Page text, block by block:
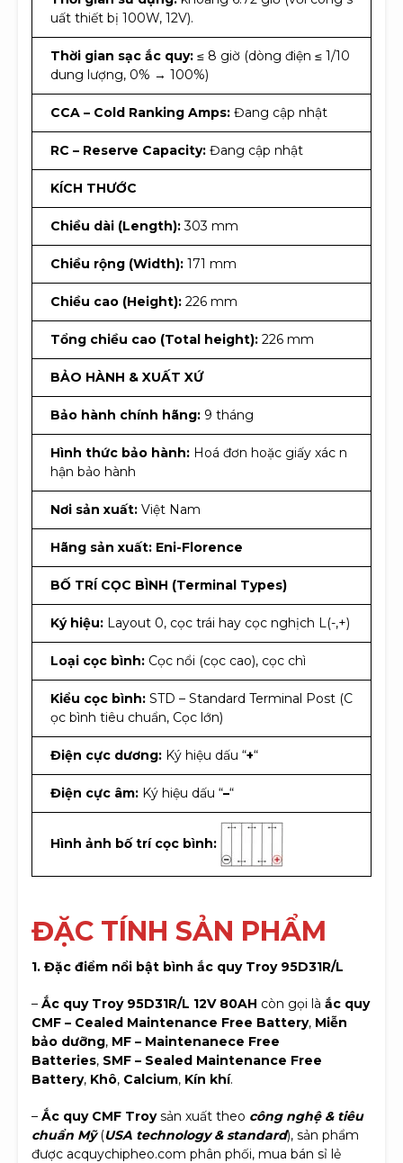
uất thiết bị 100W, 12V).
Thời gian sạc ắc quy: ≤ 8 giờ (dòng điện ≤ 1/10
dung lượng, 0% → 100%)
CCA – Cold Ranking Amps: Đang cập nhật
RC – Reserve Capacity: Đang cập nhật
KÍCH THƯỚC
Chiều dài (Length):303 mm
Chiều rộng (Width): 171 mm
Chiều cao (Height): 226 mm
Tổng chiều cao (Total height): 226 mm
BẢO HÀNH & XUẤT XỨ
Bảo hành chính hãng: 9 tháng
Hình thức bảo hành: Hoá đơn hoặc giấy xác n
hận bảo hành
Nơi sản xuất: Việt Nam
Hãng sản xuất: Eni-Florence
BỐ TRÍ CỌC BÌNH (Terminal Types)
Ký hiệu: Layout 0, cọc trái hay cọc nghịch L(-,+)
Loại cọc bình: Cọc nổi (cọc cao), cọc chì
Kiểu cọc bình: STD – Standard Terminal Post (C
ọc bình tiêu chuẩn, Cọc lớn)
Điện cực dương: Ký hiệu dấu “+“
Điện cực âm: Ký hiệu dấu “–“
Hình ảnh bố trí cọc bình:
ĐẶC TÍNH SẢN PHẨM
1. Đặc điểm nổi bật bình ắc quy Troy 95D31R/L
– Ắc quy Troy 95D31R/L 12V 80AH còn gọi là ắc quy
CMF – Cealed Maintenance Free Battery, Miễn
bảo dưỡng, MF – Maintenanece Free
Batteries, SMF – Sealed Maintenance Free
Battery, Khô, Calcium, Kín khí.
– Ắc quy CMF Troysản xuất theo công nghệ & tiêu
chuẩn Mỹ(USA technology & standard), sản phẩm
được acquychipheo.com phân phối, mua bán sỉ lẻ